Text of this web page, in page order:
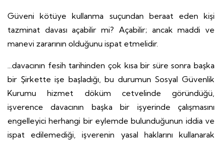
Güveni kötüye kullanma suçundan beraat eden kişi
tazminat davası açabilir mi? Açabilir; ancak maddi ve
manevi zararının olduğunu ispat etmelidir.
...davacının fesih tarihinden çok kısa bir süre sonra başka
bir Şirkette işe başladığı, bu durumun Sosyal Güvenlik
Kurumu hizmet döküm cetvelinde göründüğü,
işverence davacının başka bir işyerinde çalışmasını
engelleyici herhangi bir eylemde bulunduğunun iddia ve
ispat edilemediği, işverenin yasal haklarını kullanarak